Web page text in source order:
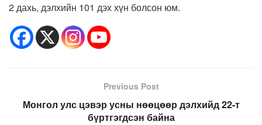
2 дахь, дэлхийн 101 дэх хүн болсон юм.
Previous Post
Монгол улс цэвэр усны нөөцөөр дэлхийд 22-т
бүртгэгдсэн байна